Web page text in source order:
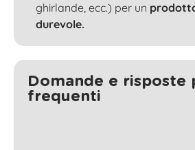
ghirlande, ecc.) per un
durevole.
Domande e risposte
frequenti